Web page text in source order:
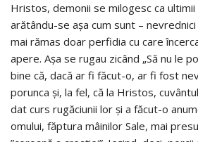
Hristos, demonii se milogesc ca
arătându-se aşa cum sunt –
mai rămas doar perfidia cu care
apere. Aşa se rugau zicând „Să nu le
bine că, dacă ar fi făcut-o, ar fi fost
porunca și, la fel, că la Hristos,
dat curs rugăciunii lor și a făcut-o
omului, făptura mâinilor Sale, mai